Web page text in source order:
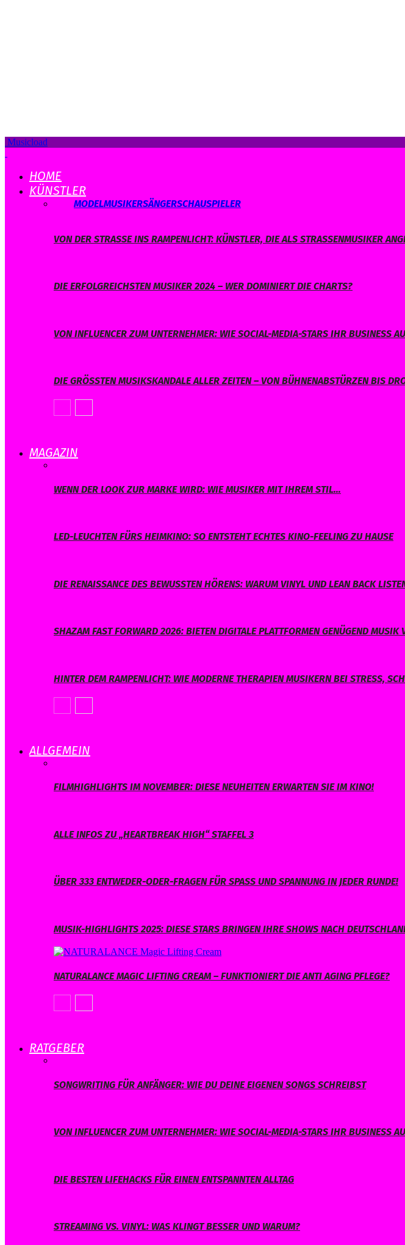
Musicload
HOME
KÜNSTLER
MODELMUSIKERSÄNGERSCHAUSPIELER
VON DER STRASSE INS RAMPENLICHT: KÜNSTLER, DIE ALS STRASSENMUSIKER
DIE ERFOLGREICHSTEN MUSIKER 2024 – WER DOMINIERT DIE CHARTS?
VON INFLUENCER ZUM UNTERNEHMER: WIE SOCIAL-MEDIA-STARS IHR BUSINESS
DIE GRÖSSTEN MUSIKSKANDALE ALLER ZEITEN – VON BÜHNENABSTÜRZEN BIS
MAGAZIN
WENN DER LOOK ZUR MARKE WIRD: WIE MUSIKER MIT IHREM STIL…
LED-LEUCHTEN FÜRS HEIMKINO: SO ENTSTEHT ECHTES KINO-FEELING ZU HAUSE
DIE RENAISSANCE DES BEWUSSTEN HÖRENS: WARUM VINYL UND LEAN BACK
SHAZAM FAST FORWARD 2026: BIETEN DIGITALE PLATTFORMEN GENÜGEND MUSIK
HINTER DEM RAMPENLICHT: WIE MODERNE THERAPIEN MUSIKERN BEI STRESS,
ALLGEMEIN
FILMHIGHLIGHTS IM NOVEMBER: DIESE NEUHEITEN ERWARTEN SIE IM KINO!
ALLE INFOS ZU „HEARTBREAK HIGH“ STAFFEL 3
ÜBER 333 ENTWEDER-ODER-FRAGEN FÜR SPASS UND SPANNUNG IN JEDER RUNDE!
MUSIK-HIGHLIGHTS 2025: DIESE STARS BRINGEN IHRE SHOWS NACH
NATURALANCE MAGIC LIFTING CREAM – FUNKTIONIERT DIE ANTI AGING PFLEGE?
RATGEBER
SONGWRITING FÜR ANFÄNGER: WIE DU DEINE EIGENEN SONGS SCHREIBST
VON INFLUENCER ZUM UNTERNEHMER: WIE SOCIAL-MEDIA-STARS IHR BUSINESS
DIE BESTEN LIFEHACKS FÜR EINEN ENTSPANNTEN ALLTAG
STREAMING VS. VINYL: WAS KLINGT BESSER UND WARUM?